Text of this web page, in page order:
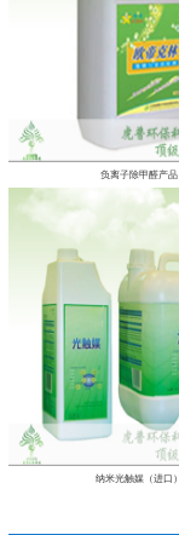
负离子除甲醛产品
纳米光触媒（进口）